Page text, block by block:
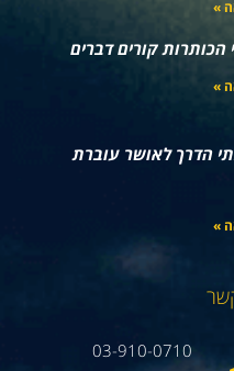
»
הכותרות קורים דברים
»
הדרך לאושר עוברת
»
03-910-0710